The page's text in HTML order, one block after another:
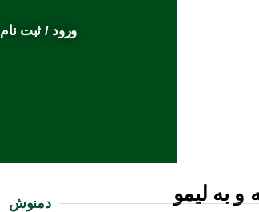
ورود / ثبت نام
و به لیمو دمنوش